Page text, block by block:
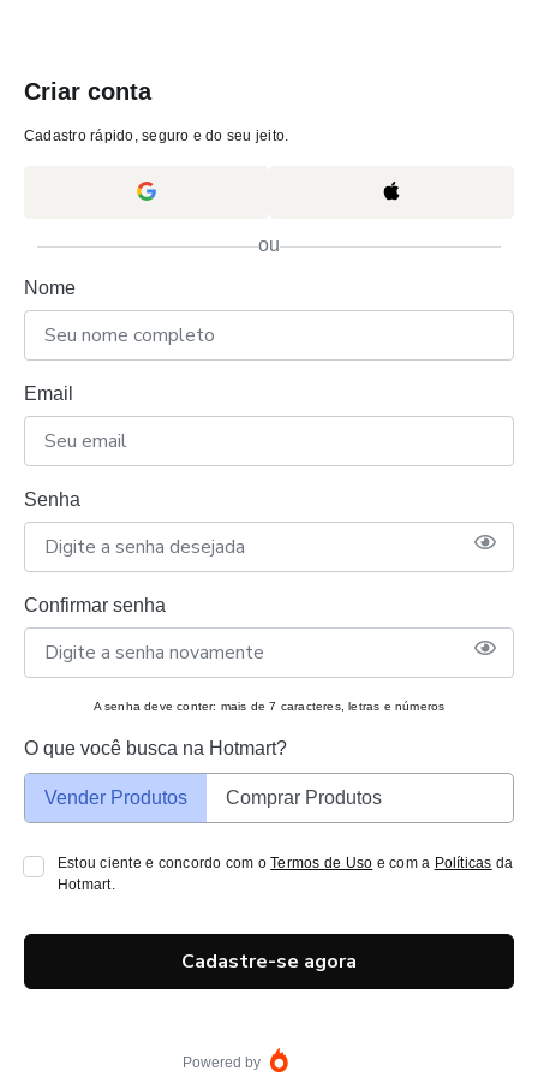
Criar conta
Cadastro rápido, seguro e do seu jeito.
ou
Nome
Email
Senha
Confirmar senha
A senha deve conter: mais de 7 caracteres, letras e números
O que você busca na Hotmart?
Vender Produtos Comprar Produtos
Estou ciente e concordo com oTermos de Uso e com a Políticas da
Hotmart.
Cadastre-se agora
Powered by